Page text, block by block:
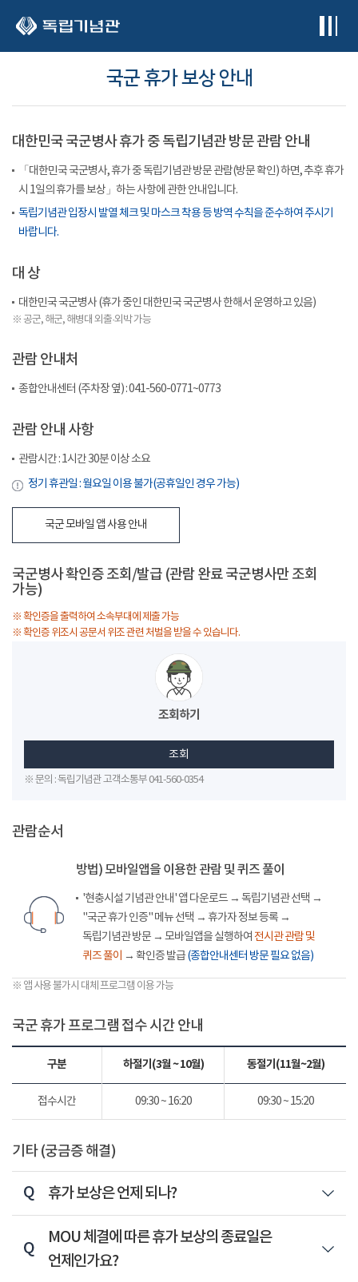
국군 휴가 보상 안내
대한민국 국군병사 휴가 중 독립기념관 방문 관람 안내
「대한민국 국군병사, 휴가 중 독립기념관 방문 관람(방문 확인) 하면, 추후 휴가
시 1일의 휴가를 보상」하는 사항에 관한 안내입니다.
독립기념관 입장시 발열 체크 및 마스크 착용 등 방역 수칙을 준수하여 주시기
바랍니다.
대 상
대한민국 국군병사 (휴가 중인 대한민국 국군병사 한해서 운영하고 있음)
※ 공군, 해군, 해병대 외출·외박 가능
관람 안내처
종합안내센터 (주차장 옆) : 041-560-0771~0773
관람 안내 사항
관람시간 : 1시간 30분 이상 소요
정기 휴관일 : 월요일 이용 불가(공휴일인 경우 가능)
국군 모바일 앱 사용 안내
국군병사 확인증 조회/발급 (관람 완료 국군병사만 조회
가능)
※ 확인증을 출력하여 소속부대에 제출 가능
※ 확인증 위조시 공문서 위조 관련 처벌을 받을 수 있습니다.
조회하기
조회
※ 문의 : 독립기념관 고객소통부 041-560-0354
관람순서
방법) 모바일앱을 이용한 관람 및 퀴즈 풀이
'현충시설 기념관 안내' 앱 다운로드 → 독립기념관 선택 →
"국군 휴가 인증" 메뉴 선택 → 휴가자 정보 등록 →
독립기념관 방문 → 모바일앱을 실행하여 전시관 관람 및
퀴즈 풀이 → 확인증 발급(종합안내센터 방문 필요 없음)
※ 앱 사용 불가시 대체 프로그램 이용 가능
국군 휴가 프로그램 접수 시간 안내
구분 하절기(3월 ~ 10월) 동절기(11월~2월)
접수시간 09:30 ~ 16:20 09:30 ~ 15:20
기타 (궁금증 해결)
휴가 보상은 언제 되나?
MOU 체결에 따른 휴가 보상의 종료일은
언제인가요?